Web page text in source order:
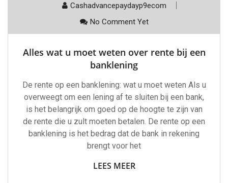
Cashadvancepaydayp9ecom
No Comment Yet
Alles wat u moet weten over rente bij een
banklening
De rente op een banklening: wat u moet weten Als u
overweegt om een lening af te sluiten bij een bank,
is het belangrijk om goed op de hoogte te zijn van
de rente die u zult moeten betalen. De rente op een
banklening is het bedrag dat de bank in rekening
brengt voor het
LEES MEER